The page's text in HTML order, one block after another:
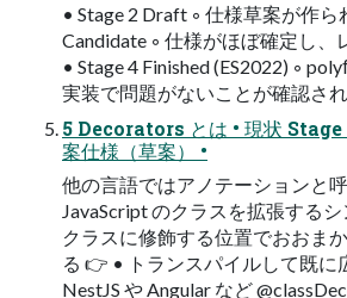
• Stage 2 Draft ◦ 仕様草案が作ら
Candidate ◦ 仕様がほぼ確定し、
• Stage 4 Finished (ES2022) ◦
実装で問題がないことが確認さ
5 Decorators とは • 現状
案仕様（草案） •
他の言語ではアノテーションと
JavaScript のクラスを拡張する
クラスに修飾する位置でおおま
る 👉 • トランスパイルして既に
NestJS や Angular など